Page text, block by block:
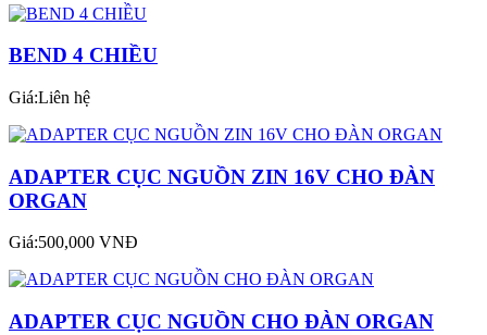
BEND 4 CHIỀU
Giá:Liên hệ
ADAPTER CỤC NGUỒN ZIN 16V CHO ĐÀN
ORGAN
Giá:500,000 VNĐ
ADAPTER CỤC NGUỒN CHO ĐÀN ORGAN